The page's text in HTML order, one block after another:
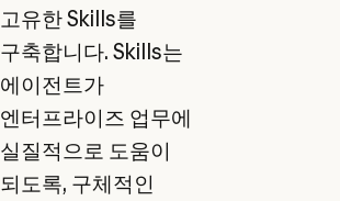
고유한 Skills를
구축합니다. Skills는
에이전트가
엔터프라이즈 업무에
실질적으로 도움이
되도록, 구체적인